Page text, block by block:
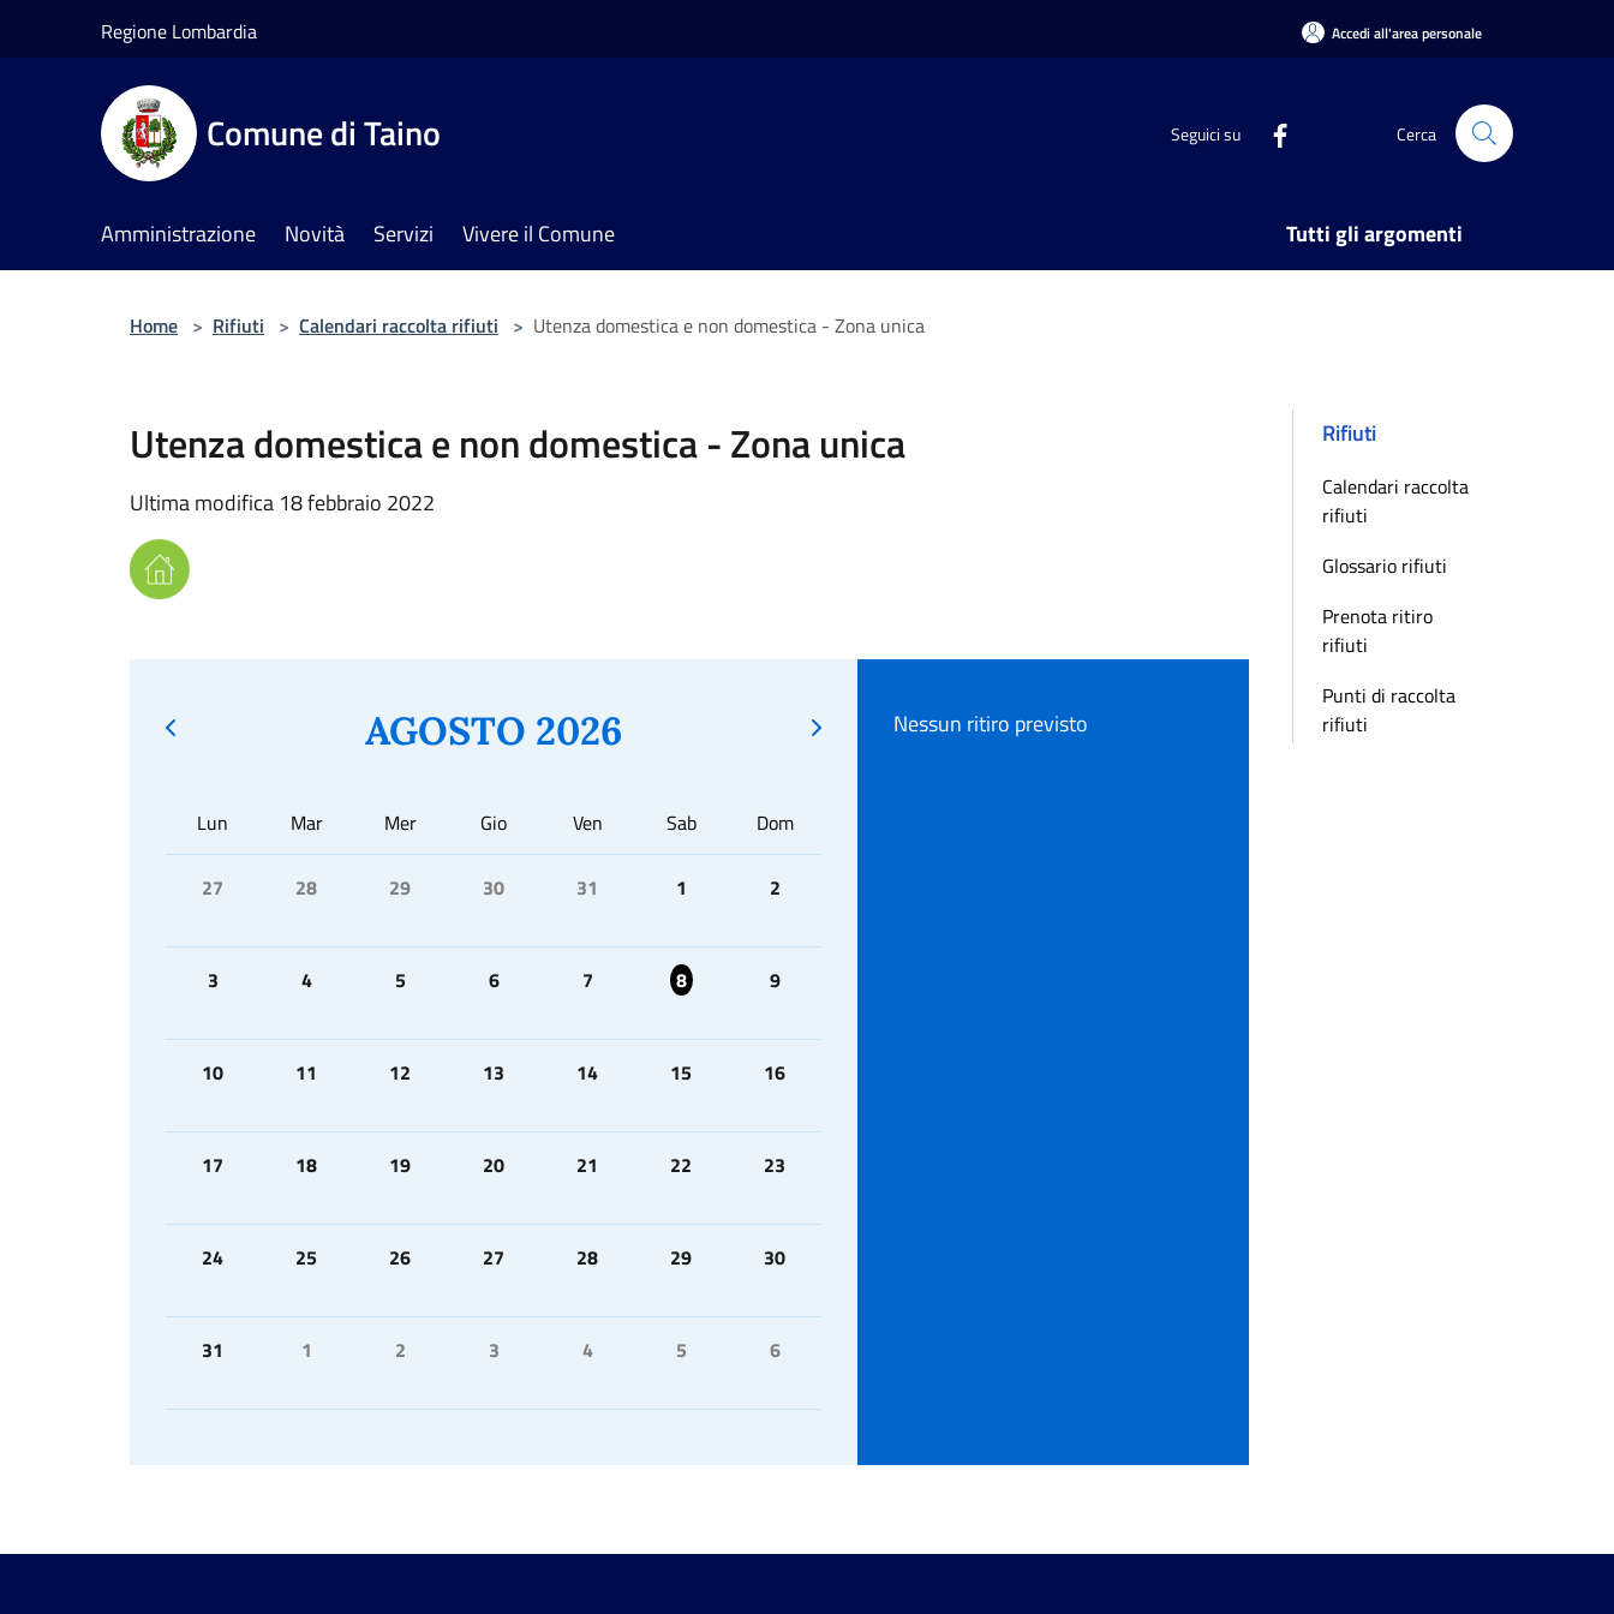
Regione Lombardia Accedi all'area personale
Comune di Taino Seguici su Cerca
Amministrazione Novità Servizi Vivere il Comune Tutti gli argomenti
Home > Rifiuti > Calendari raccolta rifiuti > Utenza domestica e non domestica - Zona unica
Utenza domestica e non domestica - Zona unica
Ultima modifica 18 febbraio 2022
AGOSTO 2026
Lun Mar Mer Gio Ven Sab Dom
27 28 29 30 31 1 2
3 4 5 6 7 8 9
10 11 12 13 14 15 16
17 18 19 20 21 22 23
24 25 26 27 28 29 30
31 1 2 3 4 5 6
Nessun ritiro previsto
Rifiuti
Calendari raccolta
rifiuti
Glossario rifiuti
Prenota ritiro
rifiuti
Punti di raccolta
rifiuti